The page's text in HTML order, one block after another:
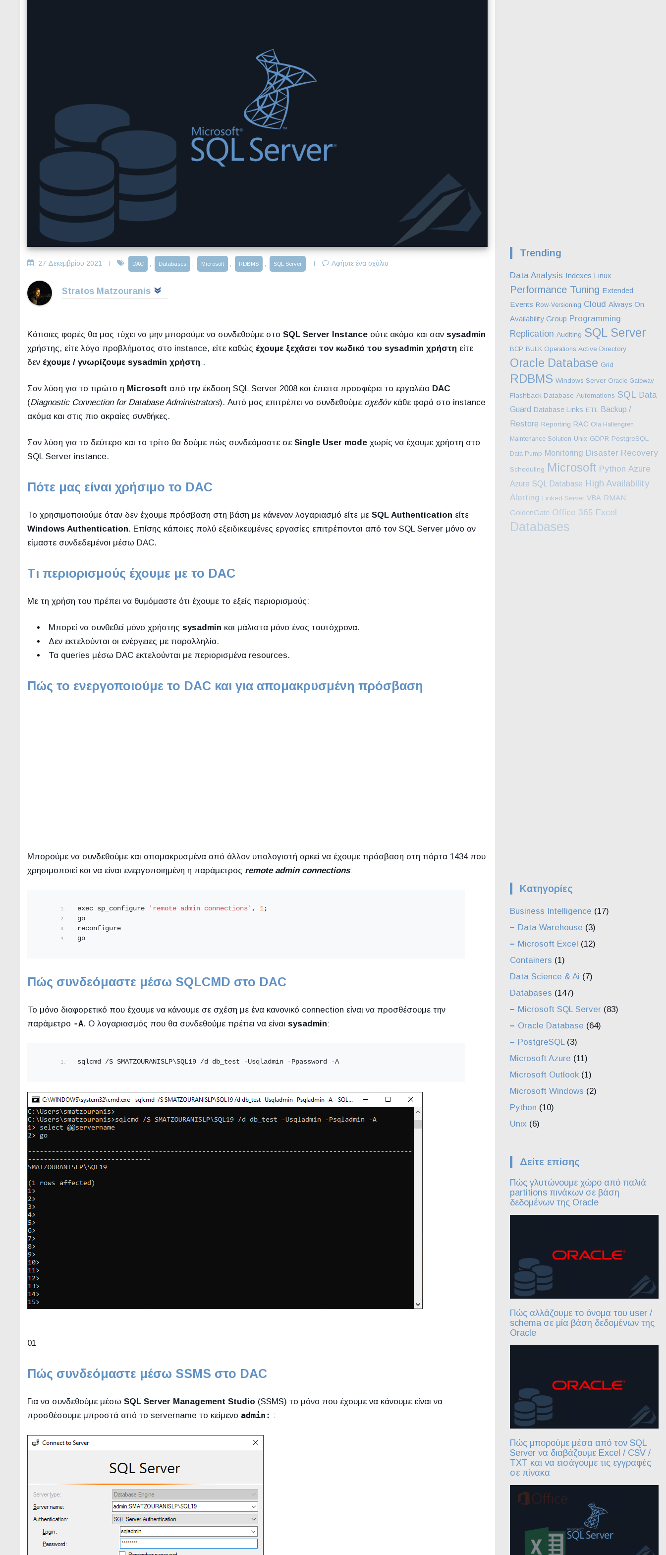
27 Δεκεμβρίου 2021 DAC , Databases , Microsoft , RDBMS , SQL Server Αφήστε ένα σχόλιο
Stratos Matzouranis
Κάποιες φορές θα μας τύχει να μην μπορούμε να συνδεθούμε στο SQL Server Instance ούτε ακόμα και σαν sysadmin
χρήστης, είτε λόγο προβλήματος στο instance, είτε καθώς έχουμε ξεχάσει τον κωδικό του sysadmin χρήστη είτε
δεν έχουμε / γνωρίζουμε sysadmin χρήστη .
Σαν λύση για το πρώτο η Microsoft από την έκδοση SQL Server 2008 και έπειτα προσφέρει το εργαλέιο DAC
(Diagnostic Connection for Database Administrators). Αυτό μας επιτρέπει να συνδεθούμε σχεδόν κάθε φορά στο instance
ακόμα και στις πιο ακραίες συνθήκες.
Σαν λύση για το δεύτερο και το τρίτο θα δούμε πώς συνδεόμαστε σε Single User mode χωρίς να έχουμε χρήστη στο
SQL Server instance.
Πότε μας είναι χρήσιμο το DAC
Το χρησιμοποιούμε όταν δεν έχουμε πρόσβαση στη βάση με κάνεναν λογαριασμό είτε με SQL Authentication είτε
Windows Authentication. Επίσης κάποιες πολύ εξειδικευμένες εργασίες επιτρέπονται από τον SQL Server μόνο αν
είμαστε συνδεδεμένοι μέσω DAC.
Τι περιορισμούς έχουμε με το DAC
Με τη χρήση του πρέπει να θυμόμαστε ότι έχουμε το εξείς περιορισμούς:
Μπορεί να συνθεθεί μόνο χρήστης sysadmin και μάλιστα μόνο ένας ταυτόχρονα.
Δεν εκτελούνται οι ενέργειες με παραλληλία.
Τα queries μέσω DAC εκτελούνται με περιορισμένα resources.
Πώς το ενεργοποιούμε το DAC και για απομακρυσμένη πρόσβαση
Μπορούμε να συνδεθούμε και απομακρυσμένα από άλλον υπολογιστή αρκεί να έχουμε πρόσβαση στη πόρτα 1434 που
χρησιμοποιεί και να είναι ενεργοποιημένη η παράμετρος remote admin connections:
exec sp_configure 'remote admin connections' , 1 ;
go
reconfigure
go
Πώς συνδεόμαστε μέσω SQLCMD στο DAC
Το μόνο διαφορετικό που έχουμε να κάνουμε σε σχέση με ένα κανονικό connection είναι να προσθέσουμε την
παράμετρο -A. Ο λογαριασμός που θα συνδεθούμε πρέπει να είναι sysadmin:
sqlcmd /S SMATZOURANISLP\SQL19 /d db_test -Usqladmin -Ppassword -A
01
Πώς συνδεόμαστε μέσω SSMS στο DAC
Για να συνδεθούμε μέσω SQL Server Management Studio (SSMS) το μόνο που έχουμε να κάνουμε είναι να
προσθέσουμε μπροστά από το servername το κείμενο admin: :
Trending
Data Analysis Indexes Linux
Performance Tuning Extended
Events Row-Versioning Cloud Always On
Availability Group Programming
Replication Auditing SQL Server
BCP BULK Operations Active Directory
Oracle Database Grid
RDBMS Windows Server Oracle Gateway
Flashback Database Automations SQL
Data
Guard Database Links ETL Backup /
Restore Reporting RAC Ola Hallengren
Maintenance Solution Unix GDPR PostgreSQL
Data Pump Monitoring Disaster Recovery
Scheduling Microsoft Python Azure
Azure SQL Database High Availability
Alerting Linked Server VBA RMAN
GoldenGate Office 365 Excel
Databases
Kατηγορίες
Business Intelligence (17)
Data Warehouse (3)
Microsoft Excel (12)
Containers (1)
Data Science & Ai (7)
Databases (147)
Microsoft SQL Server (83)
Oracle Database (64)
PostgreSQL(3)
Microsoft Azure (11)
Microsoft Outlook (1)
Microsoft Windows (2)
Python (10)
Unix (6)
Δείτε επίσης
Πώς γλυτώνουμε χώρο από παλιά
partitions πινάκων σε βάση
δεδομένων της Oracle
Πώς αλλάζουμε το όνομα του user /
schema σε μία βάση δεδομένων της
Oracle
Πώς μπορούμε μέσα από τον SQL
Server να διαβάζουμε Excel / CSV /
TXT και να εισάγουμε τις εγγραφές
σε πίνακα